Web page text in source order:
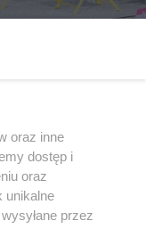
oraz inne
dostęp i
oraz
unikalne
przez